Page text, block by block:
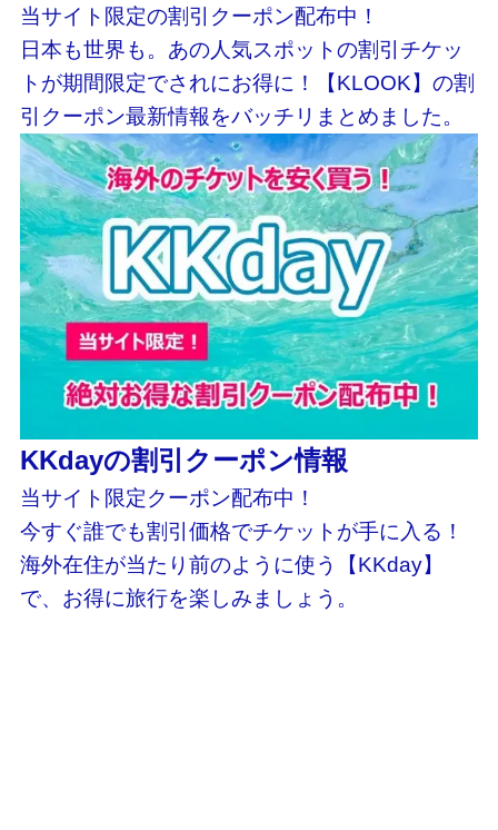
当サイト限定の割引クーポン配布中！
日本も世界も。あの人気スポットの割引チケッ
トが期間限定でされにお得に！【KLOOK】の割
引クーポン最新情報をバッチリまとめました。
KKdayの割引クーポン情報
当サイト限定クーポン配布中！
今すぐ誰でも割引価格でチケットが手に入る！
海外在住が当たり前のように使う【KKday】
で、お得に旅行を楽しみましょう。